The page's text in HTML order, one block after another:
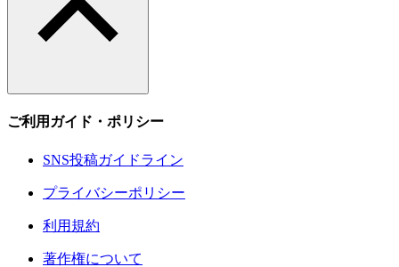
ご利用ガイド・ポリシー
SNS投稿ガイドライン
プライバシーポリシー
利用規約
著作権について